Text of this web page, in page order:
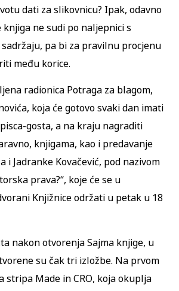
dati za slikovnicu? Ipak, odavno
knjiga ne sudi po naljepnici s
pa bi za pravilnu procjenu
među korice.
radionica Potraga za blagom,
koja će gotovo svaki dan imati
gosta, a na kraju nagraditi
knjigama, kao i predavanje
i Jadranke Kovačević, pod nazivom
prava?“, koje će se u
Knjižnice održati u petak u 18
nakon otvorenja Sajma knjige, u
su čak tri izložbe. Na prvom
stripa Made in CRO, koja okuplja